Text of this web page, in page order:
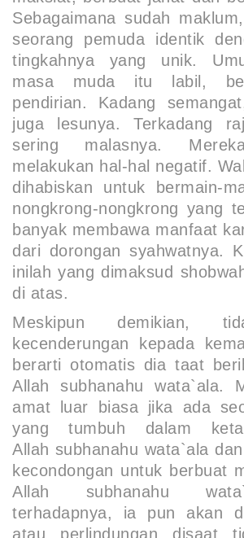
Sebagaimana sudah
seorang pemuda identik
tingkahnya yang unik.
masa muda itu labil,
pendirian. Kadang
juga lesunya. Terkadang
sering malasnya.
melakukan hal-hal negatif.
dihabiskan untuk bermain-
nongkrong-nongkrong yang
banyak membawa manfaat
dari dorongan syahwatnya.
inilah yang dimaksud
di atas.
Meskipun demikian,
kecenderungan kepada
berarti otomatis dia taat
Allah subhanahu wata`ala.
amat luar biasa jika ada
yang tumbuh dalam
Allah subhanahu wata`ala
kecondongan untuk berbuat
Allah subhanahu
terhadapnya, ia pun akan
atau perlindungan disaat